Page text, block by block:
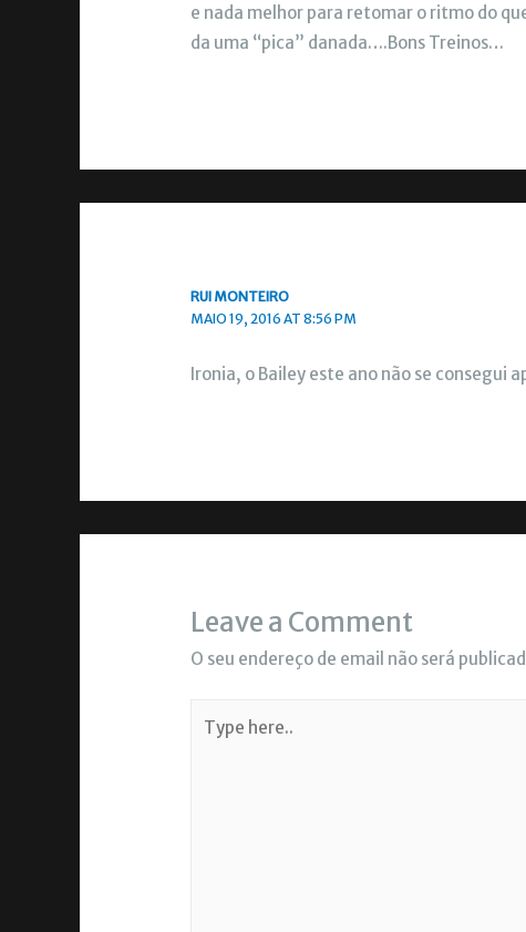
e nada melhor para retomar o ritmo do
da uma “pica” danada….Bons Treinos…
RUI MONTEIRO
MAIO 19, 2016 AT 8:56 PM
Ironia, o Bailey este ano não se consegui
Leave a Comment
O seu endereço de email não será